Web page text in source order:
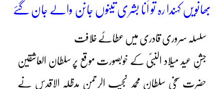
بھانویں کہندا رہ تو اَنا بشری تینوں جانن والے جان گئے
سلسلہ سروری قادری میں عطائے خلافت
جشنِ عید میلاد النبیؐ کے خوبصورت موقع پر سلطان العاشقین
حضرت سخی سلطان محمد نجیب الرحمن مدظلہ الاقدس نے